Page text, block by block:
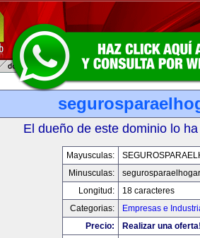
El dueño de este dominio lo
Mayusculas:
Minusculas:
Longitud:
18 caracteres
Categorias:
Empresas e
Precio:
Realizar una